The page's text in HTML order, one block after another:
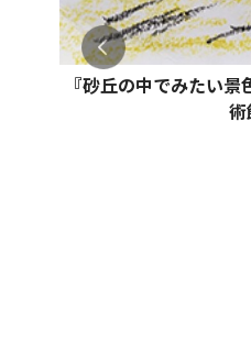
『砂丘の中でみたい
術